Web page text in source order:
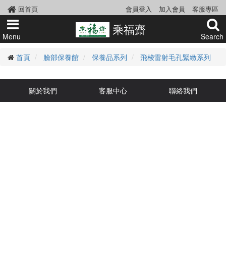
回首頁 會員登入 加入會員 客服專區
Menu 乘福齋 Search
首頁 臉部保養館 保養品系列 飛梭雷射毛孔緊緻系列
關於我們 客服中心 聯絡我們